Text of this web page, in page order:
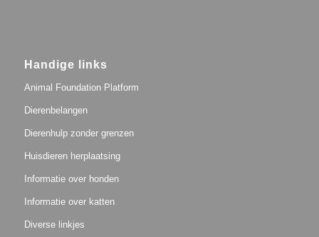
Handige links
Animal Foundation Platform
Dierenbelangen
Dierenhulp zonder grenzen
Huisdieren herplaatsing
Informatie over honden
Informatie over katten
Diverse linkjes